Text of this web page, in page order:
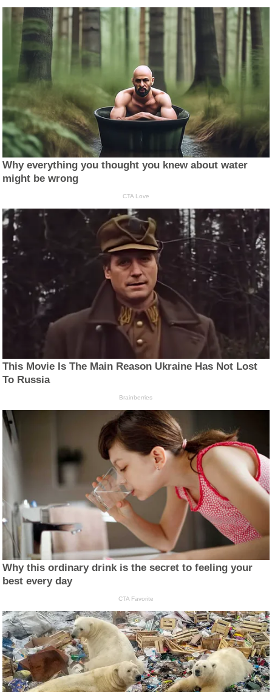
Why everything you thought you knew about water
might be wrong
CTA Love
This Movie Is The Main Reason Ukraine Has Not Lost
To Russia
Brainberries
Why this ordinary drink is the secret to feeling your
best every day
CTA Favorite